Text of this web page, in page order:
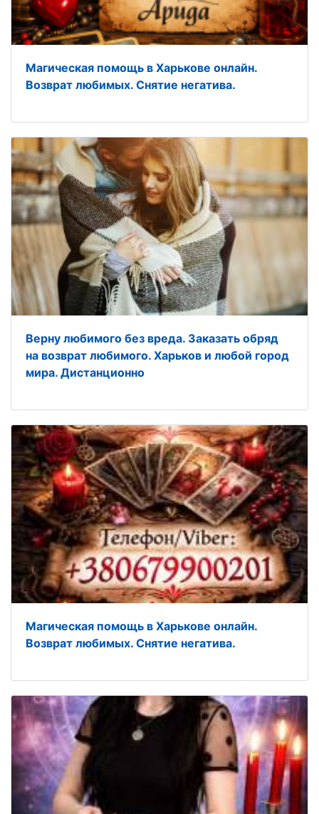
Магическая помощь в Харькове онлайн.
Возврат любимых. Снятие негатива.
Верну любимого без вреда. Заказать обряд
на возврат любимого. Харьков и любой город
мира. Дистанционно
Магическая помощь в Харькове онлайн.
Возврат любимых. Снятие негатива.